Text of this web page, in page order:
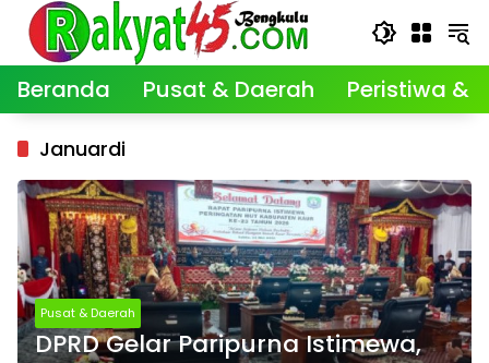
Langsung
konten
Beranda Pusat & Daerah Peristiwa &
Januardi
Pusat & Daerah
DPRD Gelar Paripurna Istimewa,